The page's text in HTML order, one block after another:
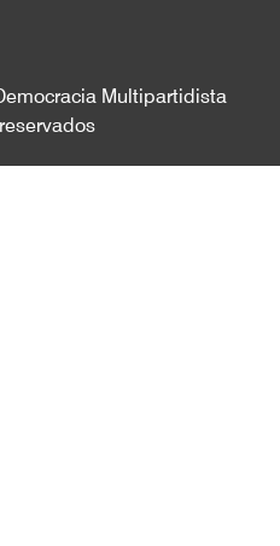
Multipartidista